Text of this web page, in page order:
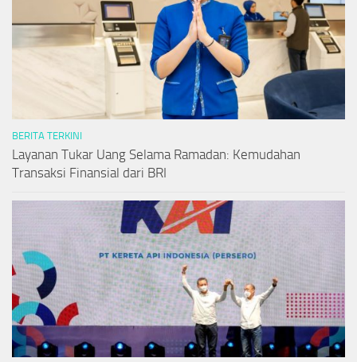
BERITA TERKINI
Layanan Tukar Uang Selama Ramadan: Kemudahan
Transaksi Finansial dari BRI